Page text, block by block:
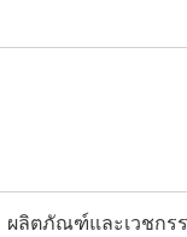
ผลิตภัณฑ์และเวชกร